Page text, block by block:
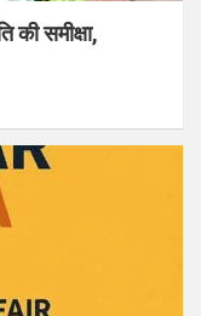
की समीक्षा,